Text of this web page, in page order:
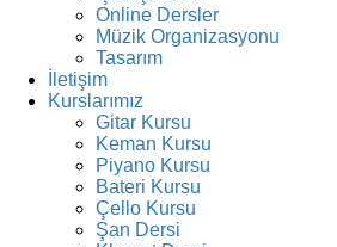
Online Dersler
Müzik Organizasyonu
Tasarım
İletişim
Kurslarımız
Gitar Kursu
Keman Kursu
Piyano Kursu
Bateri Kursu
Çello Kursu
Şan Dersi